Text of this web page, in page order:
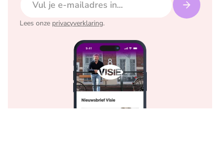
Lees onze privacyverklaring.